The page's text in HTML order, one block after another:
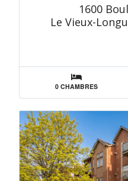
1600
Le Vieux-
0 CHAMBRES